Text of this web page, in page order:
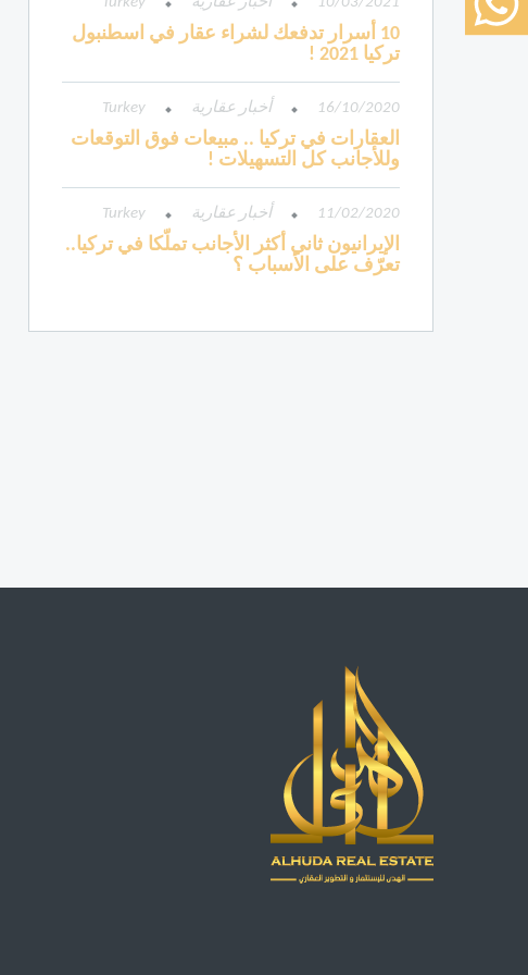
10 أسرار تدفعك لشراء عقار في اسطنبول
تركيا 2021 !
16/10/2020 أخبار عقارية Turkey
العقارات في تركيا .. مبيعات فوق التوقعات
وللأجانب كل التسهيلات !
11/02/2020 أخبار عقارية Turkey
الإيرانيون ثاني أكثر الأجانب تملّكا في تركيا..
تعرّف على الأسباب ؟